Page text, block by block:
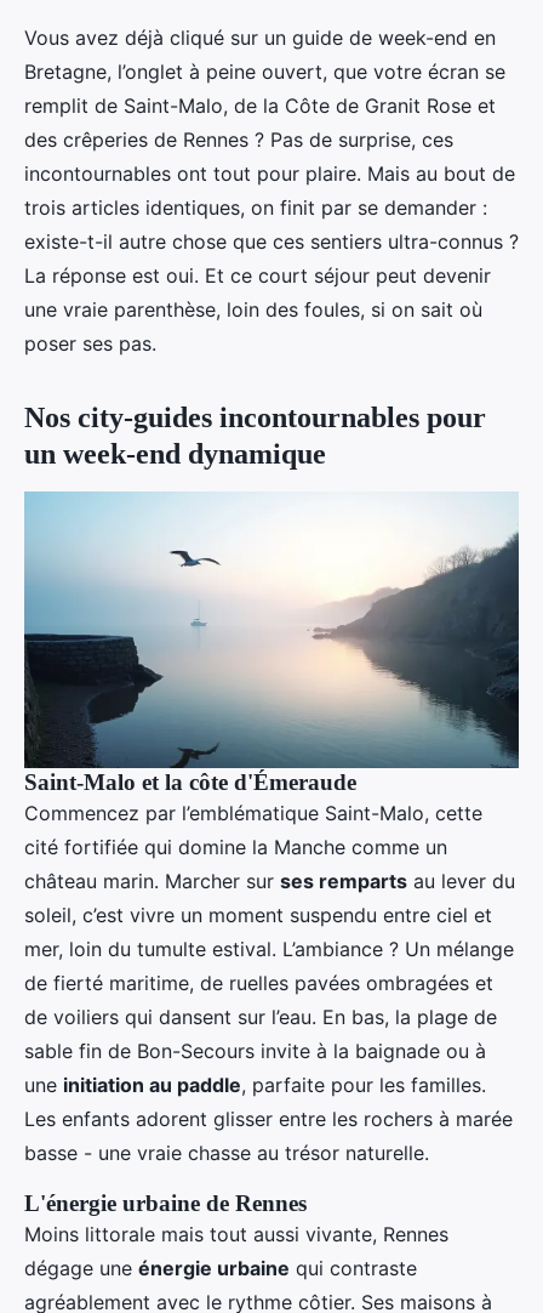
Vous avez déjà cliqué sur un guide de week-end en
Bretagne, l’onglet à peine ouvert, que votre écran se
remplit de Saint-Malo, de la Côte de Granit Rose et
des crêperies de Rennes ? Pas de surprise, ces
incontournables ont tout pour plaire. Mais au bout de
trois articles identiques, on finit par se demander :
existe-t-il autre chose que ces sentiers ultra-connus ?
La réponse est oui. Et ce court séjour peut devenir
une vraie parenthèse, loin des foules, si on sait où
poser ses pas.
Nos city-guides incontournables pour
un week-end dynamique
Saint-Malo et la côte d'Émeraude
Commencez par l’emblématique Saint-Malo, cette
cité fortifiée qui domine la Manche comme un
château marin. Marcher sur ses remparts au lever du
soleil, c’est vivre un moment suspendu entre ciel et
mer, loin du tumulte estival. L’ambiance ? Un mélange
de fierté maritime, de ruelles pavées ombragées et
de voiliers qui dansent sur l’eau. En bas, la plage de
sable fin de Bon-Secours invite à la baignade ou à
une initiation au paddle, parfaite pour les familles.
Les enfants adorent glisser entre les rochers à marée
basse - une vraie chasse au trésor naturelle.
L'énergie urbaine de Rennes
Moins littorale mais tout aussi vivante, Rennes
dégage une énergie urbaine qui contraste
agréablement avec le rythme côtier. Ses maisons à